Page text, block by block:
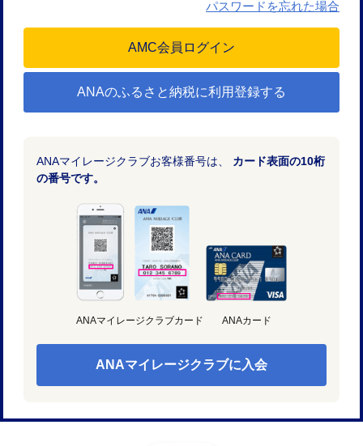
パスワードを忘れた場合
ANAのふるさと納税に利用登録する
ANAマイレージクラブお客様番号は、 カード表面の10桁
の番号です。
ANAマイレージクラブカード ANAカード
ANAマイレージクラブに入会